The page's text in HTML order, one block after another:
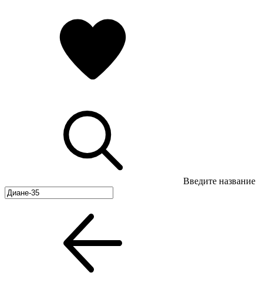
Введите название